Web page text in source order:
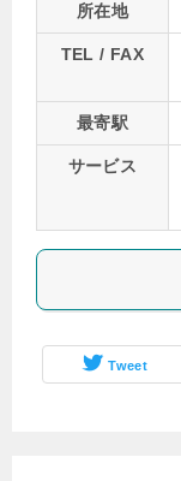
所在地
TEL / FAX
最寄駅
サービス
Tweet